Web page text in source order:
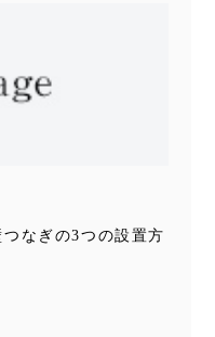
なぎの3つの設置方